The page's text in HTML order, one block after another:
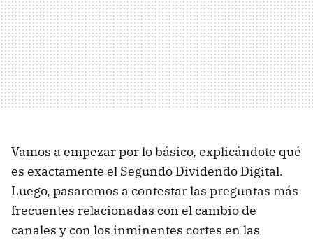
Vamos a empezar por lo básico, explicándote qué
es exactamente el Segundo Dividendo Digital.
Luego, pasaremos a contestar las preguntas más
frecuentes relacionadas con el cambio de
canales y con los inminentes cortes en las